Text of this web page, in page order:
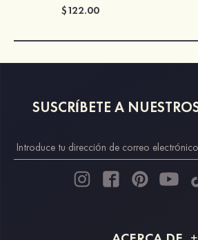
$122.00
SUSCRÍBETE A